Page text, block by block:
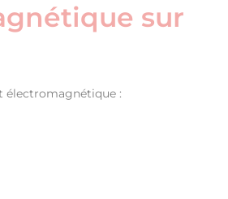
sur
électromagnétique :